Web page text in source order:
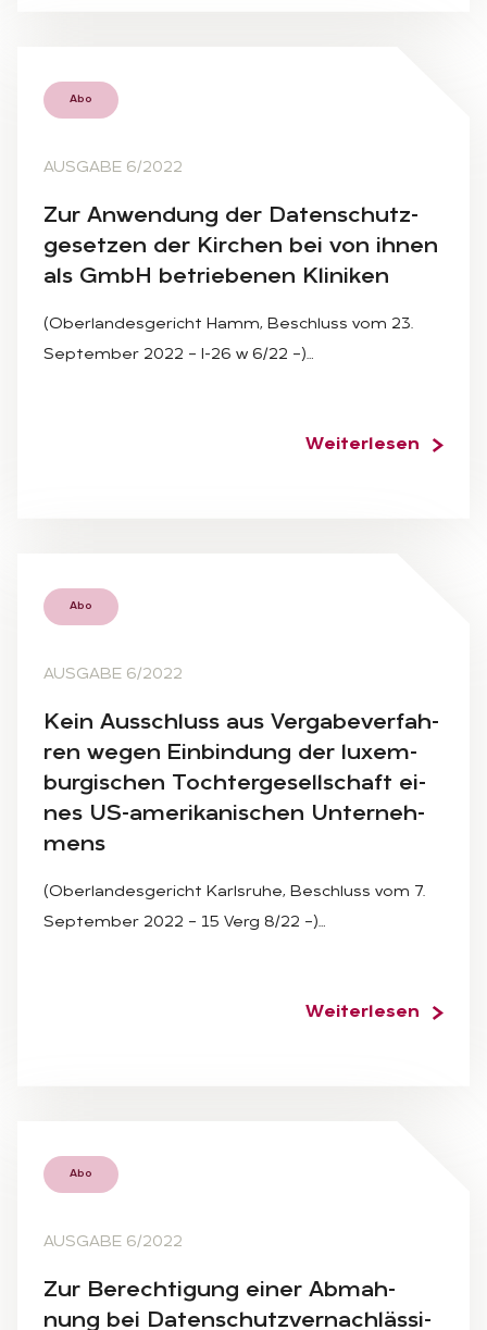
Abo
AUSGABE 6/2022
Zur An­wen­dung der Da­ten­schutz­
ge­set­zen der Kir­chen bei von ih­nen
als GmbH be­trie­be­nen Kli­ni­ken
(Oberlandesgericht Hamm, Beschluss vom 23.
September 2022 – I-26 w 6/22 –)…
Weiterlesen
Abo
AUSGABE 6/2022
Kein Aus­schluss aus Ver­ga­be­ver­fah­
ren we­gen Ein­bin­dung der lu­xem­
bur­gi­schen Toch­ter­ge­sell­schaft ei­
nes US-ame­ri­ka­ni­schen Un­ter­neh­
mens
(Oberlandesgericht Karlsruhe, Beschluss vom 7.
September 2022 – 15 Verg 8/22 –)…
Weiterlesen
Abo
AUSGABE 6/2022
Zur Be­rech­ti­gung ei­ner Ab­mah­
nung bei Da­ten­schutz­ver­nach­läs­si­